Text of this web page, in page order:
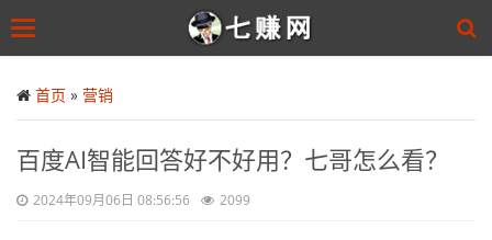
to
main
Toggle
首页 » 营销
百度AI智能回答好不好用？七哥怎么看？
2024年09月06日 08:56:56 2099